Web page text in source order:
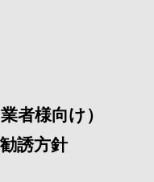
者様向け）
誘方針